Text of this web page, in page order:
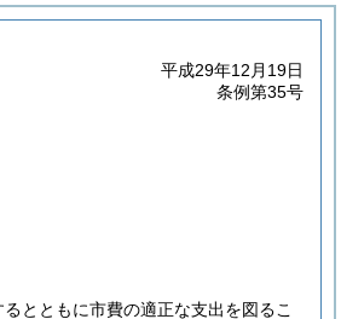
平成29年12月19日
条例第35号
とともに市費の適正な支出を図るこ